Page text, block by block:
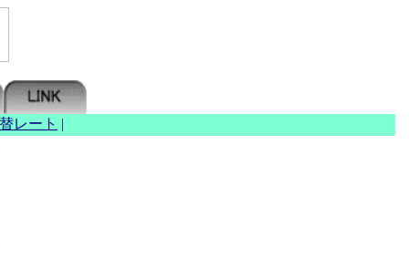
レート |